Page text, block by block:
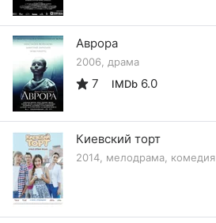
Аврора
2006, драма
7 IMDb 6.0
Киевский торт
2014, мелодрама, комедия